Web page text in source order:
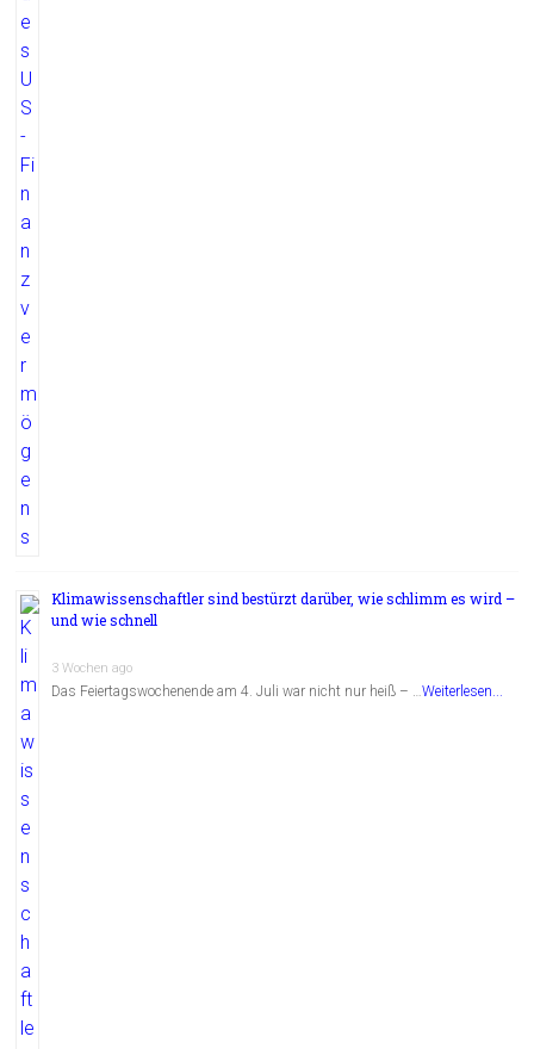
Klimawissenschaftler sind bestürzt darüber, wie schlimm es wird –
und wie schnell
3 Wochen ago
Das Feiertagswochenende am 4. Juli war nicht nur heiß – …Weiterlesen...